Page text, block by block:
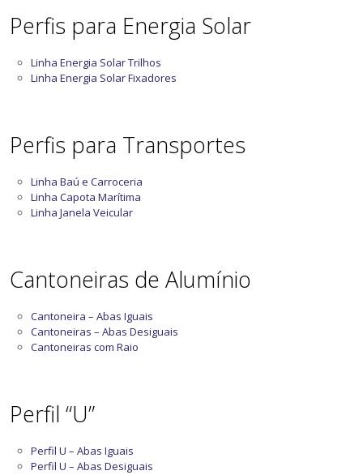
Perfis para Energia Solar
Linha Energia Solar Trilhos
Linha Energia Solar Fixadores
Perfis para Transportes
Linha Baú e Carroceria
Linha Capota Marítima
Linha Janela Veicular
Cantoneiras de Alumínio
Cantoneira – Abas Iguais
Cantoneiras – Abas Desiguais
Cantoneiras com Raio
Perfil “U”
Perfil U – Abas Iguais
Perfil U – Abas Desiguais